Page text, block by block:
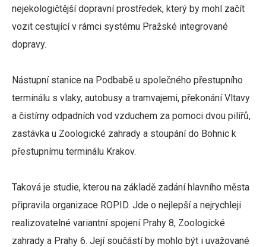
nejekologičtější dopravní prostředek, který by mohl začít
vozit cestující v rámci systému Pražské integrované
dopravy.
Nástupní stanice na Podbabě u společného přestupního
terminálu s vlaky, autobusy a tramvajemi, překonání Vltavy
a čistírny odpadních vod vzduchem za pomoci dvou pilířů,
zastávka u Zoologické zahrady a stoupání do Bohnic k
přestupnímu terminálu Krakov.
Taková je studie, kterou na základě zadání hlavního města
připravila organizace ROPID. Jde o nejlepší a nejrychleji
realizovatelné variantní spojení Prahy 8, Zoologické
zahrady a Prahy 6. Její součástí by mohlo být i uvažované